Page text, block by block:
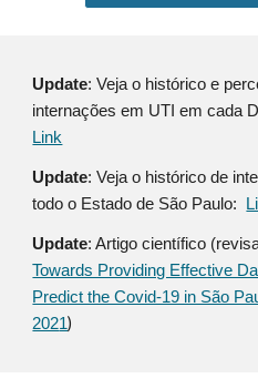
Update: Veja o histórico e
Link
Update: Veja o histórico de
todo o Estado de São Paulo:
Update
Towards Providing Effective
Predict the Covid-19 in São
2021)